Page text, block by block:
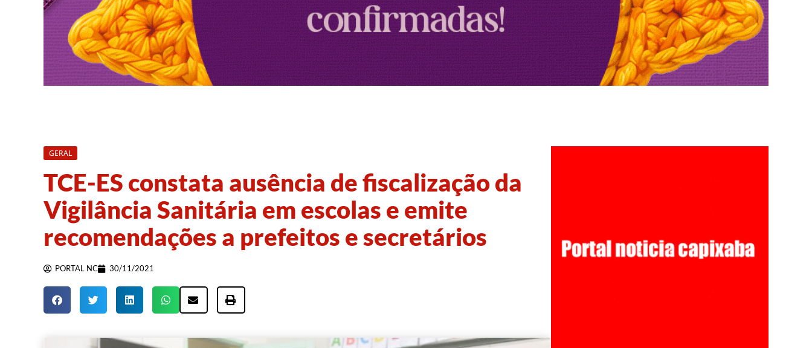
GERAL
TCE-ES constata ausência de fiscalização da
Vigilância Sanitária em escolas e emite
recomendações a prefeitos e secretários
PORTAL NC 30/11/2021